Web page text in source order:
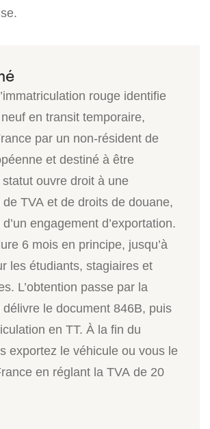
rouge identifie
en transit temporaire,
par un non-résident de
et destiné à être
ouvre droit à une
TVA et de droits de douane,
engagement d’exportation.
6 mois en principe, jusqu’à
les étudiants, stagiaires et
L’obtention passe par la
le document 846B, puis
en TT. À la fin du
exportez le véhicule ou vous le
en réglant la TVA de 20